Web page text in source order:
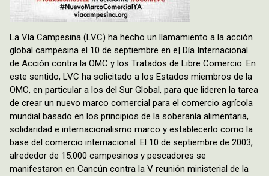
La Vía Campesina (LVC) ha hecho un llamamiento a la acción
global campesina el 10 de septiembre en e| Día Internacional
de Acción contra la OMC y los Tratados de Libre Comercio. En
este sentido, LVC ha solicitado a los Estados miembros de la
OMC, en particular a los del Sur Global, para que lideren la tarea
de crear un nuevo marco comercial para el comercio agrícola
mundial basado en los principios de la soberanía alimentaria,
solidaridad e internacionalismo marco y establecerlo como la
base del comercio internacional. El 10 de septiembre de 2003,
alrededor de 15.000 campesinos y pescadores se
manifestaron en Cancún contra la V reunión ministerial de la